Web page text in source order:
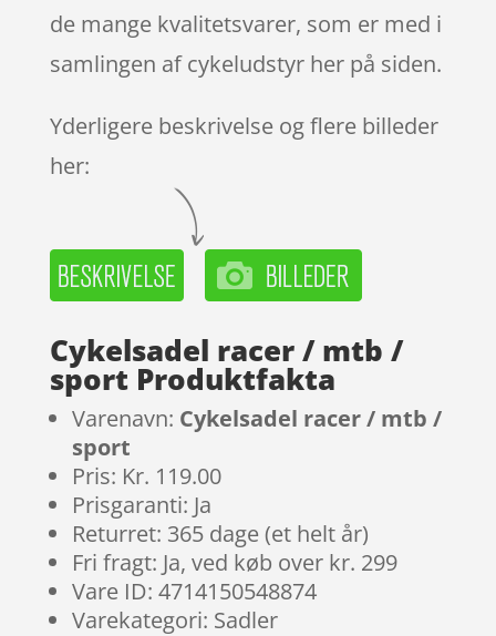
de mange kvalitetsvarer, som er med i
samlingen af cykeludstyr her på siden.
Yderligere beskrivelse og flere billeder
her:
Cykelsadel racer / mtb /
sport Produktfakta
Varenavn: Cykelsadel racer / mtb /
sport
Pris: Kr. 119.00
Prisgaranti: Ja
Returret: 365 dage (et helt år)
Fri fragt: Ja, ved køb over kr. 299
Vare ID: 4714150548874
Varekategori: Sadler